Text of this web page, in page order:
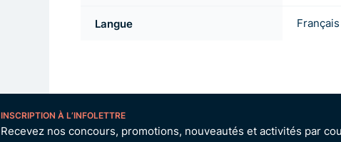
Langue Français
INSCRIPTION À L’INFOLETTRE
Recevez nos concours, promotions, nouveautés et activités par